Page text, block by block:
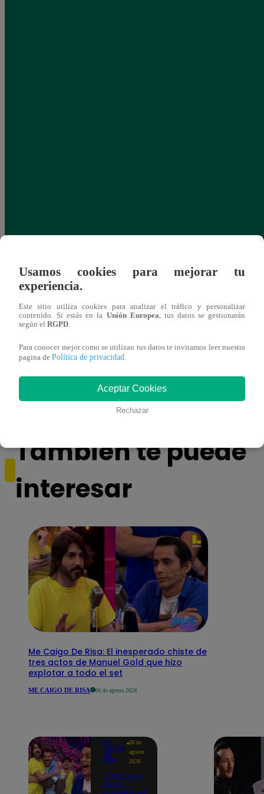
Yo Soy GRANDES BATALLAS: ¡El
Pájaro Gómez venció a Miguel Mateos y
mantuvo su silla de consagrado!
Yo
También te puede
interesar
Me Caigo De Risa: El inesperado chiste de
tres actos de Manuel Gold que hizo
explotar a todo el set
ME CAIGO DE RISA 06 de agosto 2026
ME
CAIGO
DE
RISA
06 de
agosto
2026
"A Peláez le
dicen...":
Usamos cookies para mejorar tu
experiencia.
Este sitio utiliza cookies para analizar el tráfico y personalizar
contenido. Si estás en la Unión Europea , tus datos se gestionarán
según el RGPD
Para conocer mejor como se utilizan tus datos te invitamos leer nuestra
pagina de Política de privacidad
Aceptar Cookies
Rechazar